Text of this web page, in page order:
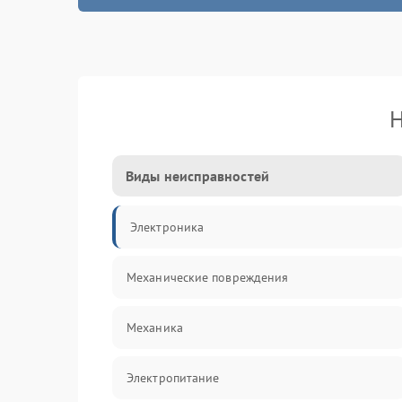
Виды неисправностей
Электроника
Механические повреждения
Механика
Электропитание